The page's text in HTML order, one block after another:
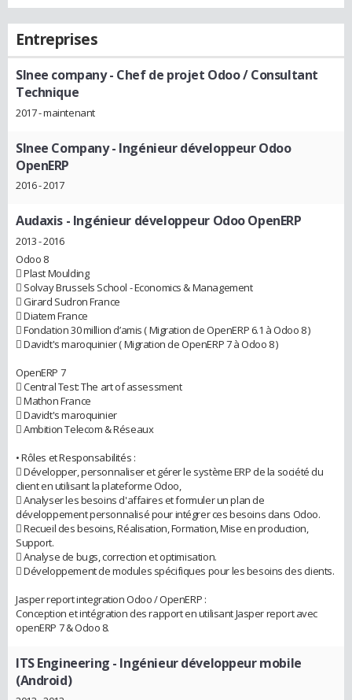
Entreprises
Slnee company- Chef de projet Odoo / Consultant
Technique
2017 - maintenant
Slnee Company- Ingénieur développeur Odoo
OpenERP
2016 - 2017
Audaxis - Ingénieur développeur Odoo OpenERP
2013 - 2016
Odoo 8
 Plast Moulding
 Solvay Brussels School - Economics & Management
 Girard Sudron France
 Diatem France
 Fondation 30 million d’amis ( Migration de OpenERP 6.1 à Odoo 8 )
 Davidt's maroquinier ( Migration de OpenERP 7 à Odoo 8 )
OpenERP 7
 Central Test: The art of assessment
 Mathon France
 Davidt's maroquinier
 Ambition Telecom & Réseaux
• Rôles et Responsabilités :
 Développer, personnaliser et gérer le système ERP de la société du
client en utilisant la plateforme Odoo,
 Analyser les besoins d'affaires et formuler un plan de
développement personnalisé pour intégrer ces besoins dans Odoo.
 Recueil des besoins, Réalisation, Formation, Mise en production,
Support.
 Analyse de bugs, correction et optimisation.
 Développement de modules spécifiques pour les besoins des clients.
Jasper report integration Odoo / OpenERP :
Conception et intégration des rapport en utilisant Jasper report avec
openERP 7 & Odoo 8.
ITS Engineering - Ingénieur développeur mobile
(Android)